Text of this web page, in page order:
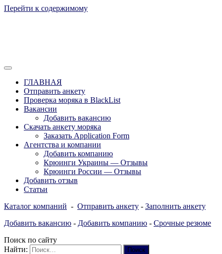
Перейти к содержимому
Рассылка
Вакансии для моряков. Работа для
моряков в море. Каталог крюинговых
компаний и морских агентств
Украины, России, Европы и Всего
мира. Отзывы, Контакты, Работа,
Вакансии для моряков. Рассылка
апликашки CV application form
ГЛАВНАЯ
Отправить анкету
Проверка моряка в BlackList
Вакансии
Добавить вакансию
Скачать анкету моряка
Заказать Application Form
Агентства и компании
Добавить компанию
Крюинги Украины — Отзывы
Крюинги России — Отзывы
Добавить отзыв
Статьи
Каталог компаний - Отправить анкету - Заполнить анкету
Добавить вакансию - Добавить компанию - Срочные резюме
Поиск по сайту
Найти: